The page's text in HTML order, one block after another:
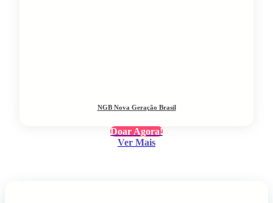
NGB Nova Geração Brasil
Doar Agora!
Ver Mais